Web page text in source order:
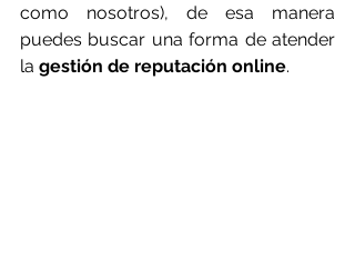
como nosotros), de esa manera
puedes buscar una forma de atender
la gestión de reputación online.